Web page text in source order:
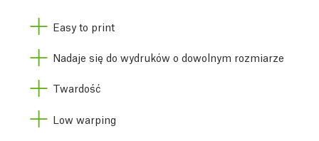
Easy to print
Nadaje się do wydruków o dowolnym rozmiarze
Twardość
Low warping